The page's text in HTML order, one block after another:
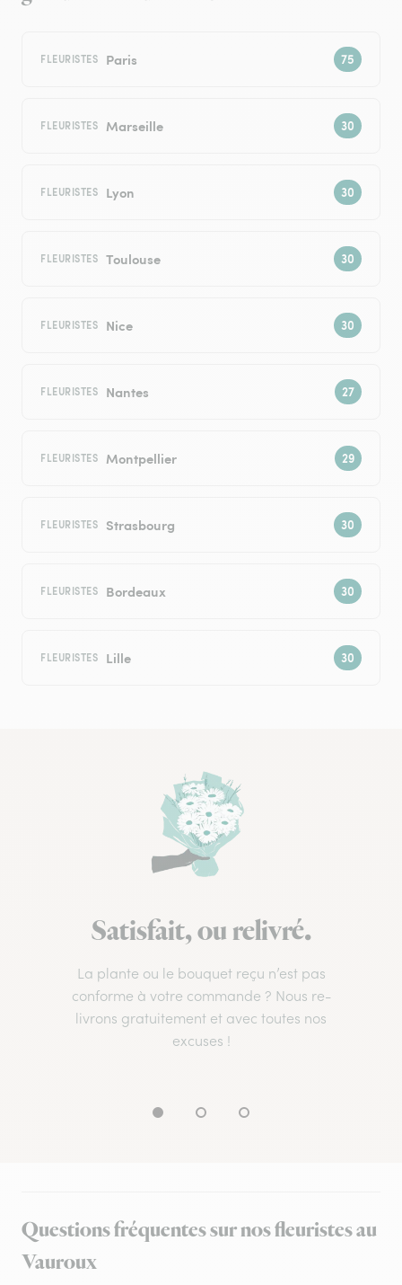
FLEURISTES Paris
FLEURISTES Marseille
FLEURISTES Lyon
FLEURISTES Toulouse
FLEURISTES Nice
FLEURISTES Nantes
FLEURISTES Montpellier
FLEURISTES Strasbourg
FLEURISTES Bordeaux
FLEURISTES Lille
Satisfait, ou relivré.
La plante ou le bouquet reçu n’est pas
conforme à votre commande ? Nous re-
livrons gratuitement et avec toutes nos
excuses !
Questions fréquentes sur nos fleuristes au
Vauroux